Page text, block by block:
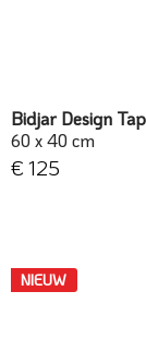
Bidjar Design
60 x 40 cm
€ 125
NIEUW